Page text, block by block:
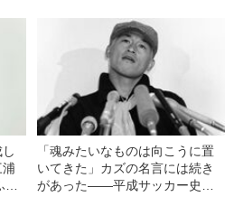
「魂みたいなものは向こうに置
いてきた」カズの名言には続き
があった――平成サッカー史に